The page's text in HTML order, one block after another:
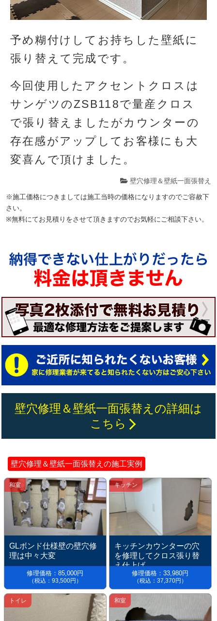
予め糊付けしてお持ちした壁紙に
張り替えて完成です。
今回使用したアクセントクロスは
サンゲツのZSB118で量産クロス
で張り替えましたがカウンターの
存在感がアップしてお客様にも大
変喜んで頂けました。
壁穴修理＆壁紙一面張替え
※施工価格につきましては施工当時の価格になりますのでご容赦下
さい。
※無料にてお見積りをさせて頂きますのでお気軽にご相談下さい。
壁穴修理＆壁紙一面張替えの詳細は
こちら
壁穴修理＆壁紙一面張替えの施工実例
和室
修理価格：85,000円
（税込：93,500円）
GLボンド仕様壁の壁穴修
理は中々大変
キッチン
修理価格：33,980円
（税込：37,370円）
キッチンカウンターの穴
を修理してクロス張り替
え仕上げ
トイレ 和室